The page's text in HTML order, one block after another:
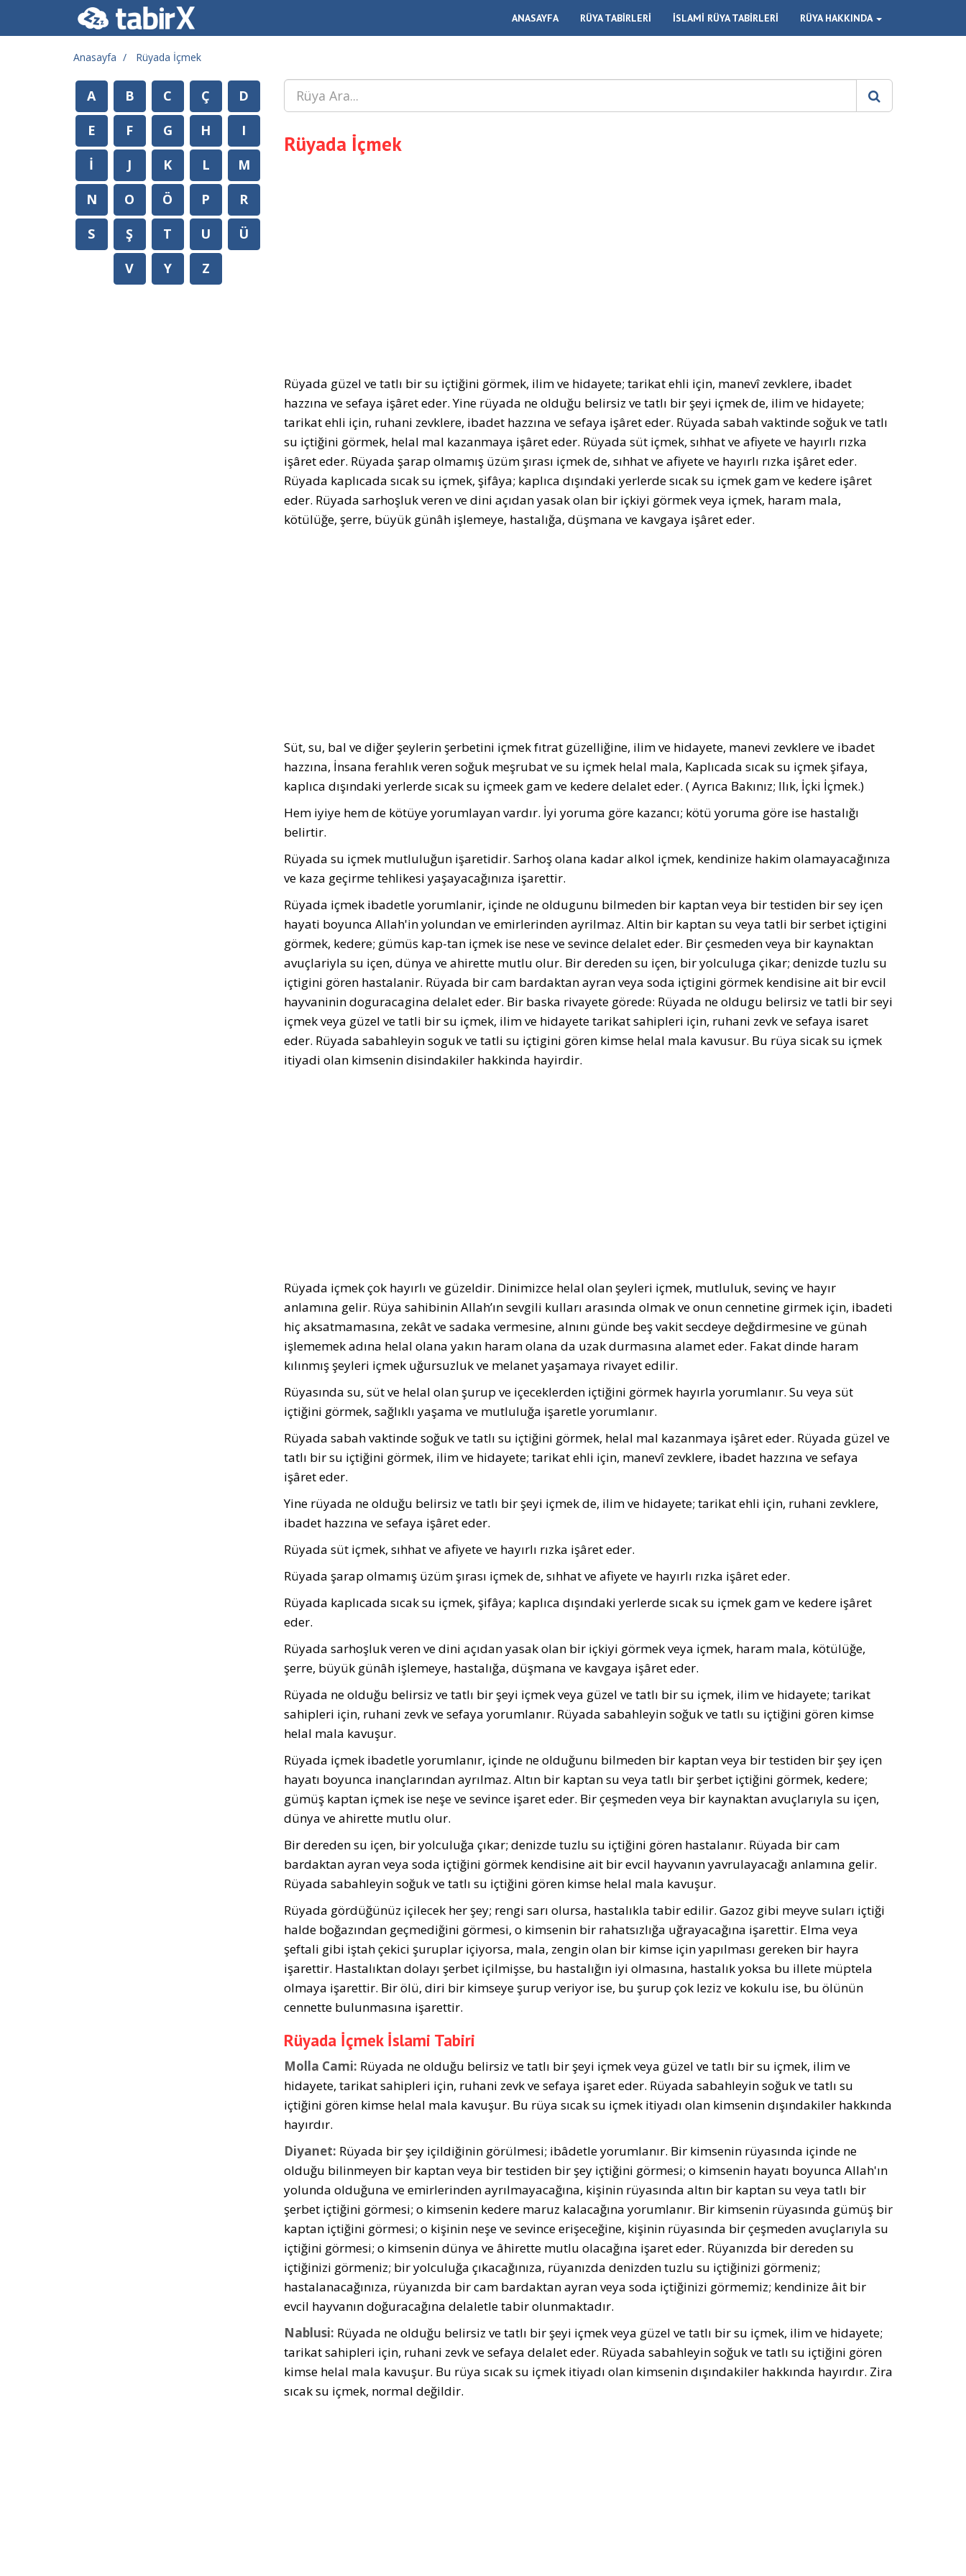
ANASAYFA RÜYA TABİRLERİ İSLAMİ RÜYA TABİRLERİ RÜYA HAKKINDA
Anasayfa Rüyada İçmek
Rüyada İçmek
Rüyada güzel ve tatlı bir su içtiğini görmek, ilim ve hidayete; tarikat ehli için, manevî zevklere, ibadet
hazzına ve sefaya işâret eder. Yine rüyada ne olduğu belirsiz ve tatlı bir şeyi içmek de, ilim ve hidayete;
tarikat ehli için, ruhani zevklere, ibadet hazzına ve sefaya işâret eder. Rüyada sabah vaktinde soğuk ve tatlı
su içtiğini görmek, helal mal kazanmaya işâret eder. Rüyada süt içmek, sıhhat ve afiyete ve hayırlı rızka
işâret eder. Rüyada şarap olmamış üzüm şırası içmek de, sıhhat ve afiyete ve hayırlı rızka işâret eder.
Rüyada kaplıcada sıcak su içmek, şifâya; kaplıca dışındaki yerlerde sıcak su içmek gam ve kedere işâret
eder. Rüyada sarhoşluk veren ve dini açıdan yasak olan bir içkiyi görmek veya içmek, haram mala,
kötülüğe, şerre, büyük günâh işlemeye, hastalığa, düşmana ve kavgaya işâret eder.
Süt, su, bal ve diğer şeylerin şerbetini içmek fıtrat güzelliğine, ilim ve hidayete, manevi zevklere ve ibadet
hazzına, İnsana ferahlık veren soğuk meşrubat ve su içmek helal mala, Kaplıcada sıcak su içmek şifaya,
kaplıca dışındaki yerlerde sıcak su içmeek gam ve kedere delalet eder. ( Ayrıca Bakınız; Ilık, İçki İçmek.)
Hem iyiye hem de kötüye yorumlayan vardır. İyi yoruma göre kazancı; kötü yoruma göre ise hastalığı
belirtir.
Rüyada su içmek mutluluğun işaretidir. Sarhoş olana kadar alkol içmek, kendinize hakim olamayacağınıza
ve kaza geçirme tehlikesi yaşayacağınıza işarettir.
Rüyada içmek ibadetle yorumlanir, içinde ne oldugunu bilmeden bir kaptan veya bir testiden bir sey içen
hayati boyunca Allah'in yolundan ve emirlerinden ayrilmaz. Altin bir kaptan su veya tatli bir serbet içtigini
görmek, kedere; gümüs kap-tan içmek ise nese ve sevince delalet eder. Bir çesmeden veya bir kaynaktan
avuçlariyla su içen, dünya ve ahirette mutlu olur. Bir dereden su içen, bir yolculuga çikar; denizde tuzlu su
içtigini gören hastalanir. Rüyada bir cam bardaktan ayran veya soda içtigini görmek kendisine ait bir evcil
hayvaninin doguracagina delalet eder. Bir baska rivayete görede: Rüyada ne oldugu belirsiz ve tatli bir seyi
içmek veya güzel ve tatli bir su içmek, ilim ve hidayete tarikat sahipleri için, ruhani zevk ve sefaya isaret
eder. Rüyada sabahleyin soguk ve tatli su içtigini gören kimse helal mala kavusur. Bu rüya sicak su içmek
itiyadi olan kimsenin disindakiler hakkinda hayirdir.
Rüyada içmek çok hayırlı ve güzeldir. Dinimizce helal olan şeyleri içmek, mutluluk, sevinç ve hayır
anlamına gelir. Rüya sahibinin Allah’ın sevgili kulları arasında olmak ve onun cennetine girmek için, ibadeti
hiç aksatmamasına, zekât ve sadaka vermesine, alnını günde beş vakit secdeye değdirmesine ve günah
işlememek adına helal olana yakın haram olana da uzak durmasına alamet eder. Fakat dinde haram
kılınmış şeyleri içmek uğursuzluk ve melanet yaşamaya rivayet edilir.
Rüyasında su, süt ve helal olan şurup ve içeceklerden içtiğini görmek hayırla yorumlanır. Su veya süt
içtiğini görmek, sağlıklı yaşama ve mutluluğa işaretle yorumlanır.
Rüyada sabah vaktinde soğuk ve tatlı su iç­tiğini görmek, helal mal kazanmaya işâret eder. Rüyada güzel ve
tatlı bir su içtiğini gör­mek, ilim ve hidayete; tarikat ehli için, manevî zevklere, ibadet hazzına ve sefaya
işâret eder.
Yine rüyada ne olduğu belirsiz ve tatlı bir şeyi içmek de, ilim ve hidayete; tarikat ehli için, ruhani zevklere,
ibadet hazzına ve sefaya işâret eder.
Rüyada süt içmek, sıhhat ve afiyete ve hayırlı rızka işâret eder.
Rüyada şarap olmamış üzüm şırası içmek de, sıhhat ve afiyete ve hayırlı rızka işâret eder.
Rüyada kaplıcada sıcak su içmek, şifâya; kaplıca dışındaki yerlerde sıcak su içmek gam ve kedere işâret
eder.
Rüyada sarhoşluk veren ve dini açıdan ya­sak olan bir içkiyi görmek veya içmek, haram mala, kötülüğe,
şerre, büyük günâh işlemeye, hastalığa, düşmana ve kavgaya işâret eder.
Rüyada ne olduğu belirsiz ve tatlı bir şeyi içmek veya güzel ve tatlı bir su içmek, ilim ve hidayete; tarikat
sahipleri için, ruhani zevk ve sefaya yorumlanır. Rüyada sabahleyin soğuk ve tatlı su içtiğini gören kimse
helal mala kavuşur.
Rüyada içmek ibadetle yorumlanır, içinde ne olduğunu bilmeden bir kaptan veya bir testiden bir şey içen
hayatı boyunca inançlarından ayrılmaz. Altın bir kaptan su veya tatlı bir şerbet içtiğini görmek, kedere;
gümüş kaptan içmek ise neşe ve sevince işaret eder. Bir çeşmeden veya bir kaynaktan avuçlarıyla su içen,
dünya ve ahirette mutlu olur.
Bir dereden su içen, bir yolculuğa çıkar; denizde tuzlu su içtiğini gören hastalanır. Rüyada bir cam
bardaktan ayran veya soda içtiğini görmek kendisine ait bir evcil hayvanın yavrulayacağı anlamına gelir.
Rüyada sabahleyin soğuk ve tatlı su içtiğini gören kimse helal mala kavuşur.
Rüyada gördüğünüz içilecek her şey; rengi sarı olursa, hastalıkla tabir edilir. Gazoz gibi meyve suları içtiği
halde boğazından geçmediğini görmesi, o kimsenin bir rahatsızlığa uğrayacağına işarettir. Elma veya
şeftali gibi iştah çekici şuruplar içiyorsa, mala, zengin olan bir kimse için yapılması gereken bir hayra
işarettir. Hastalıktan dolayı şerbet içilmişse, bu hastalığın iyi olmasına, hastalık yoksa bu illete müptela
olmaya işarettir. Bir ölü, diri bir kimseye şurup veriyor ise, bu şurup çok leziz ve kokulu ise, bu ölünün
cennette bulunmasına işarettir.
Rüyada İçmek İslami Tabiri
Molla Cami: Rüyada ne olduğu belirsiz ve tatlı bir şeyi içmek veya güzel ve tatlı bir su içmek, ilim ve
hidayete, tarikat sahipleri için, ruhani zevk ve sefaya işaret eder. Rüyada sabahleyin soğuk ve tatlı su
içtiğini gören kimse helal mala kavuşur. Bu rüya sıcak su içmek itiyadı olan kimsenin dışındakiler hakkında
hayırdır.
Diyanet: Rüyada bir şey içildiğinin görülmesi; ibâdetle yorumlanır. Bir kimsenin rüyasında içinde ne
olduğu bilinmeyen bir kaptan veya bir testiden bir şey içtiğini görmesi; o kimsenin hayatı boyunca Allah'ın
yolunda olduğuna ve emirlerinden ayrılmayacağına, kişinin rüyasında altın bir kaptan su veya tatlı bir
şerbet içtiğini görmesi; o kimsenin kedere maruz kalacağına yorumlanır. Bir kimsenin rüyasında gümüş bir
kaptan içtiğini görmesi; o kişinin neşe ve sevince erişeceğine, kişinin rüyasında bir çeşmeden avuçlarıyla su
içtiğini görmesi; o kimsenin dünya ve âhirette mutlu olacağına işaret eder. Rüyanızda bir dereden su
içtiğinizi görmeniz; bir yolculuğa çıkacağınıza, rüyanızda denizden tuzlu su içtiğinizi görmeniz;
hastalanacağınıza, rüyanızda bir cam bardaktan ayran veya soda içtiğinizi görmemiz; kendinize âit bir
evcil hayvanın doğuracağına delaletle tabir olunmaktadır.
Nablusi: Rüyada ne olduğu belirsiz ve tatlı bir şeyi içmek veya güzel ve tatlı bir su içmek, ilim ve hidayete;
tarikat sahipleri için, ruhani zevk ve sefaya delalet eder. Rüyada sabahleyin soğuk ve tatlı su içtiğini gören
kimse helal mala kavuşur. Bu rüya sıcak su içmek itiyadı olan kimsenin dışındakiler hakkında hayırdır. Zira
sıcak su içmek, normal değildir.
A B C Ç
D
E
F G H
I
İ
J K L
M
N
O Ö P
R
S
Ş T U
Ü
V
Y Z